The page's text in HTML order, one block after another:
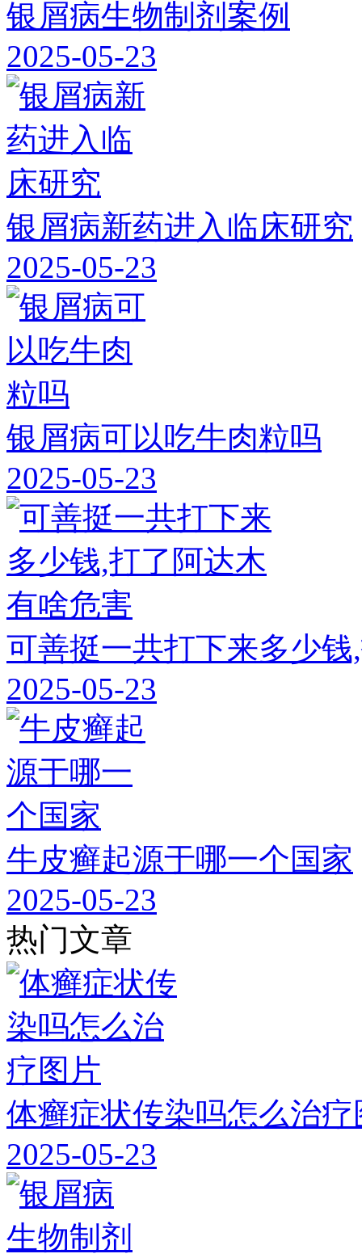
银屑病生物制剂案例
2025-05-23
银屑病新药进入临床研究
2025-05-23
银屑病可以吃牛肉粒吗
2025-05-23
可善挺一共打下来多少
2025-05-23
牛皮癣起源于哪一个国家
2025-05-23
热门文章
体癣症状传染吗怎么治疗
2025-05-23